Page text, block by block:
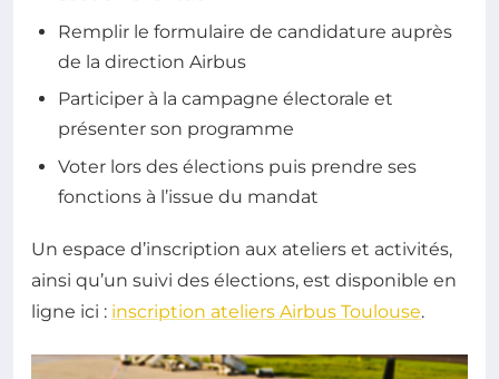
Remplir le formulaire de candidature auprès
de la direction Airbus
Participer à la campagne électorale et
présenter son programme
Voter lors des élections puis prendre ses
fonctions à l’issue du mandat
Un espace d’inscription aux ateliers et activités,
ainsi qu’un suivi des élections, est disponible en
ligne ici : inscription ateliers Airbus Toulouse.